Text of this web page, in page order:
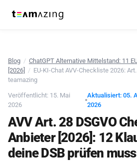
Blog / ChatGPT Alternative Mittelstand: 11
[2026]
/ EU-KI-Chat AVV-Checkliste 2026:
teamazing
Veröffentlicht: 15. Mai
2026
Aktualisiert: 05.
2026
AVV Art. 28 DSGVO
Anbieter [2026]: 12
deine DSB prüfen muss